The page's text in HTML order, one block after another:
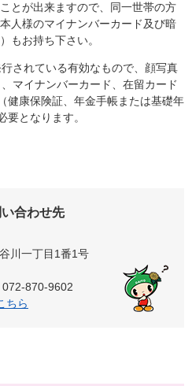
とが出来ますので、同一世帯の方
人様のマイナンバーカード及び暗
もお持ち下さい。
されている有効なもので、顔写真
マイナンバーカード、在留カード
健康保険証、年金手帳または基礎年
となります。
合わせ先
川一丁目1番1号
072-870-9602
ちら